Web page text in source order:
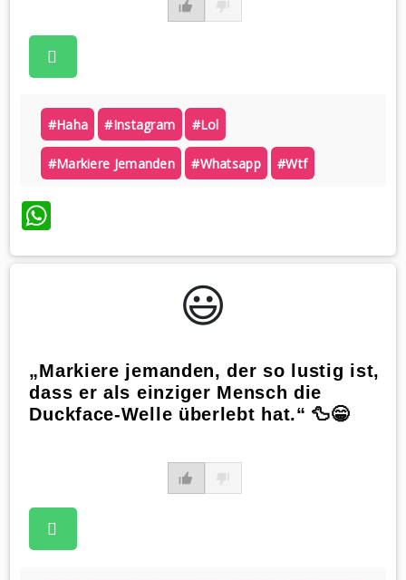
#haha #instagram #lol
#markiere Jemanden #whatsapp #wtf
WhatsApp
😃️
„Markiere jemanden, der so lustig ist,
dass er als einziger Mensch die
Duckface-Welle überlebt hat.“ 🦆😁